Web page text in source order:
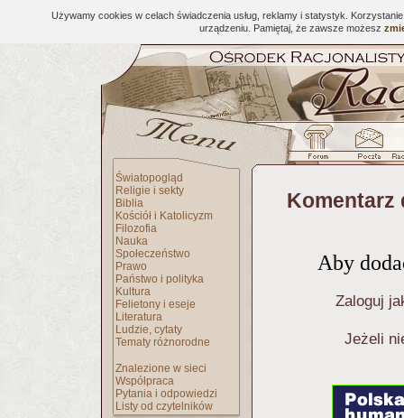
Używamy cookies w celach świadczenia usług, reklamy i statystyk.
urządzeniu. Pamiętaj, że zawsze możesz
Światopogląd
Religie i sekty
Biblia
Kościół i Katolicyzm
Filozofia
Nauka
Społeczeństwo
Prawo
Państwo i polityka
Kultura
Felietony i eseje
Literatura
Ludzie, cytaty
Tematy różnorodne
Znalezione w sieci
Współpraca
Pytania i odpowiedzi
Listy od czytelników
Aby
Zaloguj
Jeżeli